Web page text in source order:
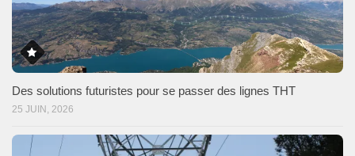
Des solutions futuristes pour se passer des lignes THT
25 JUIN, 2026